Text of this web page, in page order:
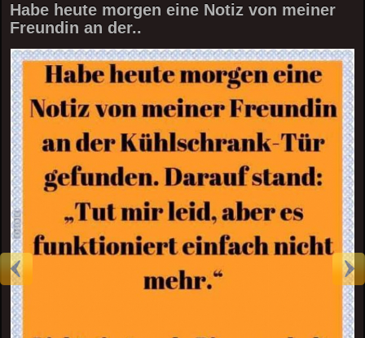
Habe heute morgen eine Notiz von meiner
Freundin an der..